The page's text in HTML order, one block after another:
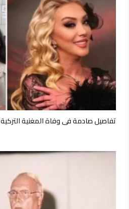
تفاصيل صادمة في وفاة المغنية التركية Güllü.. ابنتها قتلتها عمداً